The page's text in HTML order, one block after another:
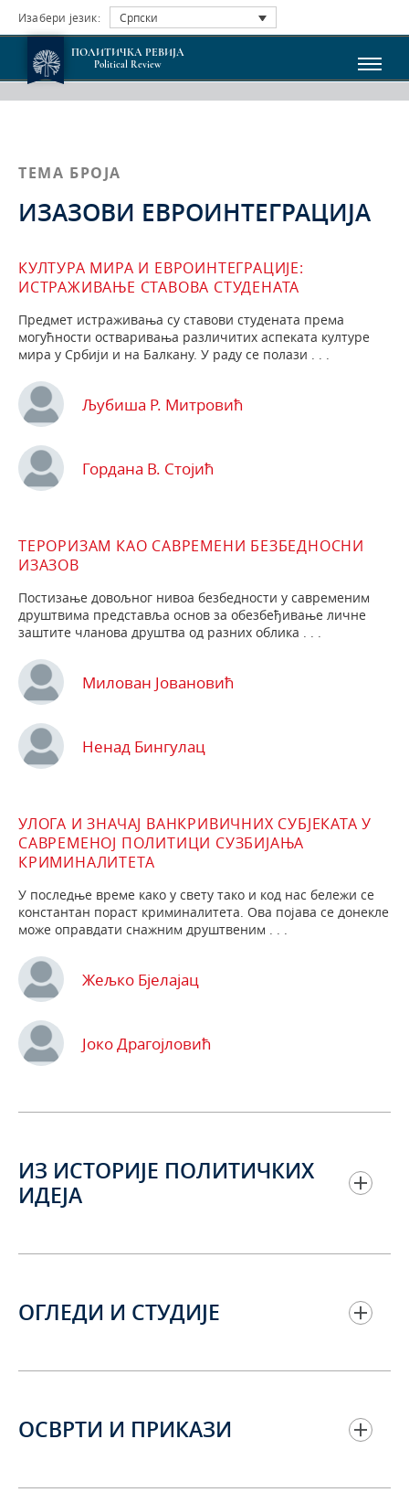
Изабери језик: Српски
ПОЛИТИЧКА РЕВИЈА
Political Review
ТЕМА БРОЈА
ИЗАЗОВИ ЕВРОИНТЕГРАЦИЈА
КУЛТУРА МИРА И ЕВРОИНТЕГРАЦИЈЕ:
ИСТРАЖИВАЊЕ СТАВОВА СТУДЕНАТА
Предмет истраживања су ставови студената према
могућности остваривања различитих аспеката културе
мира у Србији и на Балкану. У раду се полази . . .
Љубиша Р. Митровић
Гордана В. Стојић
ТЕРОРИЗАМ КАО САВРЕМЕНИ БЕЗБЕДНОСНИ
ИЗАЗОВ
Постизање довољног нивоа безбедности у савременим
друштвима представља основ за обезбеђивање личне
заштите чланова друштва од разних облика . . .
Милован Јовановић
Ненад Бингулац
УЛОГА И ЗНАЧАЈ ВАНКРИВИЧНИХ СУБЈЕКАТА У
САВРЕМЕНОЈ ПОЛИТИЦИ СУЗБИЈАЊА
КРИМИНАЛИТЕТА
У последње време како у свету тако и код нас бележи се
константан пораст криминалитета. Ова појава се донекле
може оправдати снажним друштвеним . . .
Жељко Бјелајац
Јоко Драгојловић
ИЗ ИСТОРИЈЕ ПОЛИТИЧКИХ
ИДЕЈА
ОГЛЕДИ И СТУДИЈЕ
ОСВРТИ И ПРИКАЗИ